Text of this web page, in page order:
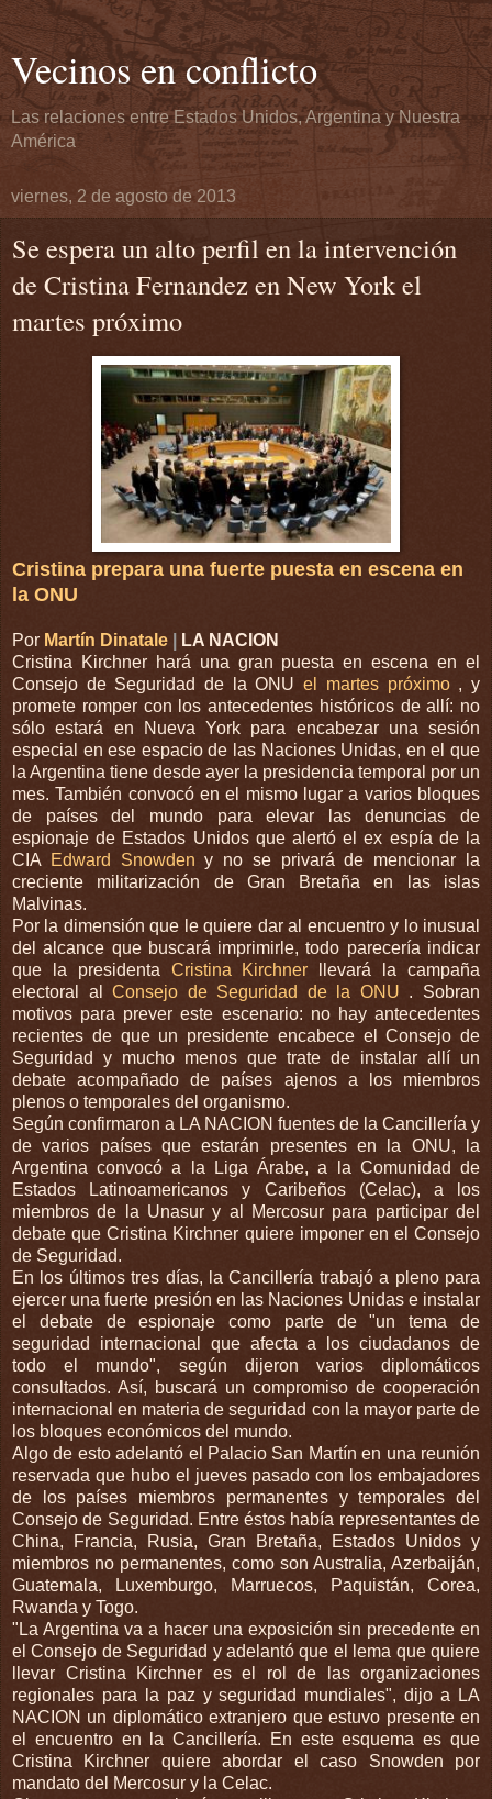
Vecinos en conflicto
Las relaciones entre Estados Unidos, Argentina y Nuestra
América
viernes, 2 de agosto de 2013
Se espera un alto perfil en la intervención
de Cristina Fernandez en New York el
martes próximo
Cristina prepara una fuerte puesta en escena en
la ONU
Por Martín Dinatale
LA NACION
Cristina Kirchner hará una gran puesta en escena en el
Consejo de Seguridad de la ONUel martes próximo, y
promete romper con los antecedentes históricos de allí: no
sólo estará en Nueva York para encabezar una sesión
especial en ese espacio de las Naciones Unidas, en el que
la Argentina tiene desde ayer la presidencia temporal por un
mes. También convocó en el mismo lugar a varios bloques
de países del mundo para elevar las denuncias de
espionaje de Estados Unidos que alertó el ex espía de la
CIA
Edward Snowden y no se privará de mencionar la
creciente militarización de Gran Bretaña en las islas
Malvinas.
Por la dimensión que le quiere dar al encuentro y lo inusual
del alcance que buscará imprimirle, todo parecería indicar
que la presidenta Cristina Kirchner llevará la campaña
electoral alConsejo de Seguridad de la ONU . Sobran
motivos para prever este escenario: no hay antecedentes
recientes de que un presidente encabece el Consejo de
Seguridad y mucho menos que trate de instalar allí un
debate acompañado de países ajenos a los miembros
plenos o temporales del organismo.
Según confirmaron a LA NACION fuentes de la Cancillería y
de varios países que estarán presentes en la ONU, la
Argentina convocó a la Liga Árabe, a la Comunidad de
Estados Latinoamericanos y Caribeños (Celac), a los
miembros de la Unasur y al Mercosur para participar del
debate que Cristina Kirchner quiere imponer en el Consejo
de Seguridad.
En los últimos tres días, la Cancillería trabajó a pleno para
ejercer una fuerte presión en las Naciones Unidas e instalar
el debate de espionaje como parte de "un tema de
seguridad internacional que afecta a los ciudadanos de
todo el mundo", según dijeron varios diplomáticos
consultados. Así, buscará un compromiso de cooperación
internacional en materia de seguridad con la mayor parte de
los bloques económicos del mundo.
Algo de esto adelantó el Palacio San Martín en una reunión
reservada que hubo el jueves pasado con los embajadores
de los países miembros permanentes y temporales del
Consejo de Seguridad. Entre éstos había representantes de
China, Francia, Rusia, Gran Bretaña, Estados Unidos y
miembros no permanentes, como son Australia, Azerbaiján,
Guatemala, Luxemburgo, Marruecos, Paquistán, Corea,
Rwanda y Togo.
"La Argentina va a hacer una exposición sin precedente en
el Consejo de Seguridad y adelantó que el lema que quiere
llevar Cristina Kirchner es el rol de las organizaciones
regionales para la paz y seguridad mundiales", dijo a LA
NACION un diplomático extranjero que estuvo presente en
el encuentro en la Cancillería. En este esquema es que
Cristina Kirchner quiere abordar el caso Snowden por
mandato del Mercosur y la Celac.